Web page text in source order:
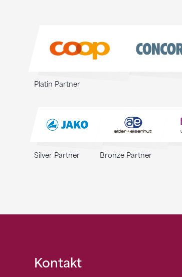
Platin Partner
Silver Partner Bronze Partner
Fusszeile
Kontakt